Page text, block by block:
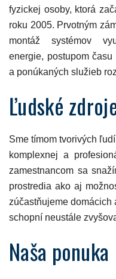
fyzickej osoby, ktorá
roku 2005. Prvotným
montáž systémov
energie, postupom
a ponúkaných služieb
Ľudské
Sme tímom tvorivých
komplexnej a
zamestnancom sa
prostredia ako aj
zúčastňujeme domácich
schopní neustále
Naša ponuka